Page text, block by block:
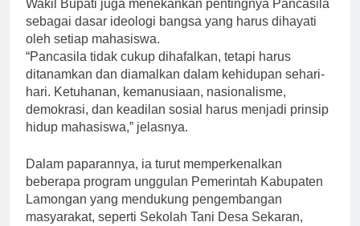
Wakil Bupati juga menekankan pentingnya Pancasila
sebagai dasar ideologi bangsa yang harus dihayati
oleh setiap mahasiswa.
“Pancasila tidak cukup dihafalkan, tetapi harus
ditanamkan dan diamalkan dalam kehidupan sehari-
hari. Ketuhanan, kemanusiaan, nasionalisme,
demokrasi, dan keadilan sosial harus menjadi prinsip
hidup mahasiswa,” jelasnya.
Dalam paparannya, ia turut memperkenalkan
beberapa program unggulan Pemerintah Kabupaten
Lamongan yang mendukung pengembangan
masyarakat, seperti Sekolah Tani Desa Sekaran,